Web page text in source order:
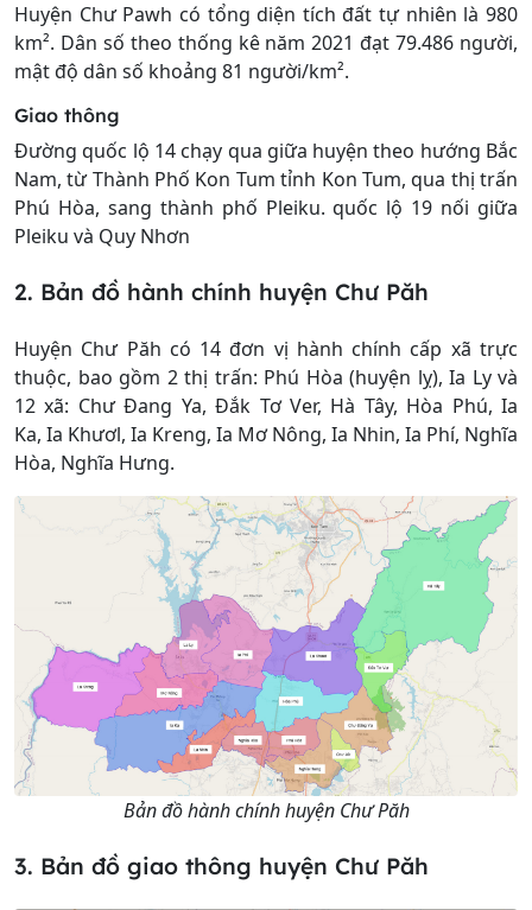
Huyện Chư Pawh có tổng diện tích đất tự nhiên là 980
km². Dân số theo thống kê năm 2021 đạt 79.486 người,
mật độ dân số khoảng 81 người/km².
Giao thông
Đường quốc lộ 14 chạy qua giữa huyện theo hướng Bắc
Nam, từ Thành Phố Kon Tum tỉnh Kon Tum, qua thị trấn
Phú Hòa, sang thành phố Pleiku. quốc lộ 19 nối giữa
Pleiku và Quy Nhơn
2. Bản đồ hành chính huyện Chư Păh
Huyện Chư Păh có 14 đơn vị hành chính cấp xã trực
thuộc, bao gồm 2 thị trấn: Phú Hòa (huyện lỵ), Ia Ly và
12 xã: Chư Đang Ya, Đắk Tơ Ver, Hà Tây, Hòa Phú, Ia
Ka, Ia Khươl, Ia Kreng, Ia Mơ Nông, Ia Nhin, Ia Phí, Nghĩa
Hòa, Nghĩa Hưng.
Bản đồ hành chính huyện Chư Păh
3. Bản đồ giao thông huyện Chư Păh